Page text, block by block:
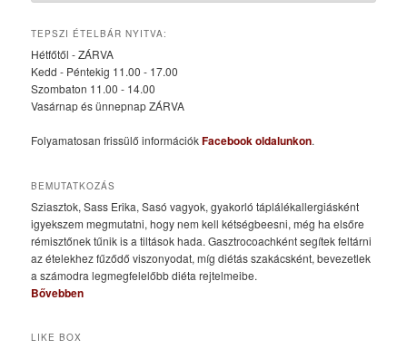
TEPSZI ÉTELBÁR NYITVA:
Hétfőtől - ZÁRVA
Kedd - Péntekig 11.00 - 17.00
Szombaton 11.00 - 14.00
Vasárnap és ünnepnap ZÁRVA
Folyamatosan frissülő információkFacebook oldalunkon.
BEMUTATKOZÁS
Sziasztok, Sass Erika, Sasó vagyok, gyakorló táplálékallergiásként
igyekszem megmutatni, hogy nem kell kétségbeesni, még ha elsőre
rémisztőnek tűnik is a tiltások hada. Gasztrocoachként segítek feltárni
az ételekhez fűződő viszonyodat, míg diétás szakácsként, bevezetlek
a számodra legmegfelelőbb diéta rejtelmeibe.
Bővebben
LIKE BOX